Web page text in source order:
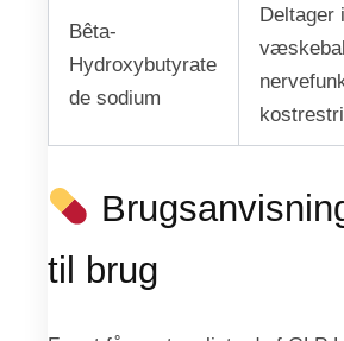
Bêta-
Hydroxybutyrate
de sodium
Deltager i
til brug